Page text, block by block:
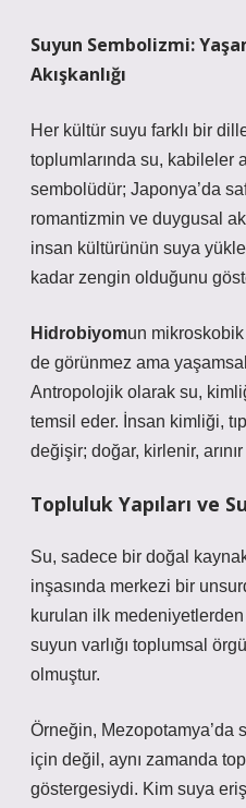
Suyun Sembolizmi:
Akışkanlığı
Her kültür suyu farklı bir
toplumlarında su, kabileler
sembolüdür; Japonya’da
romantizmin ve duygusal
insan kültürünün suya
kadar zengin olduğunu
Hidrobiyomun
de görünmez ama
Antropolojik olarak su,
temsil eder. İnsan kimliği,
değişir; doğar, kirlenir,
Topluluk Yapıları ve
Su, sadece bir doğal
inşasında merkezi bir
kurulan ilk
suyun varlığı toplumsal
olmuştur.
Örneğin, Mezopotamya’da
için değil, aynı zamanda
göstergesiydi. Kim suya